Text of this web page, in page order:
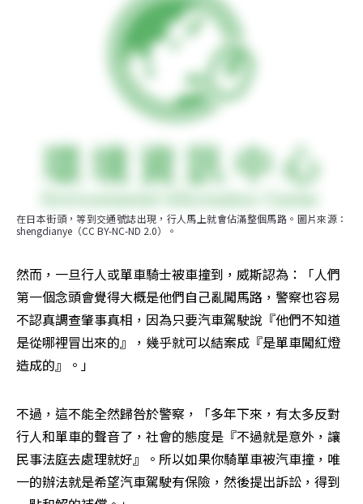
在日本街頭，等到交通號誌出現，行人馬上就會佔滿整個馬路。圖片來源：
shengdianye（CC BY-NC-ND 2.0）。
然而，一旦行人或單車騎士被車撞到，威斯認為：「人們
第一個念頭會覺得大概是他們自己亂闖馬路，警察也容易
不認真調查肇事真相，因為只要汽車駕駛說『他們不知道
是從哪裡冒出來的』，幾乎就可以結案成『是單車闖紅燈
造成的』。」
不過，這不能全然歸咎於警察，「多年下來，有太多反對
行人和單車的聲音了，社會的態度是『不過就是意外，讓
民事法庭去處理就好』。所以如果你騎單車被汽車撞，唯
一的辦法就是希望汽車駕駛有保險，然後提出訴訟，得到